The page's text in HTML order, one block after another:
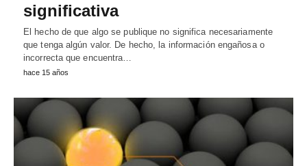
significativa
El hecho de que algo se publique no significa necesariamente
que tenga algún valor. De hecho, la información engañosa o
incorrecta que encuentra…
hace 15 años